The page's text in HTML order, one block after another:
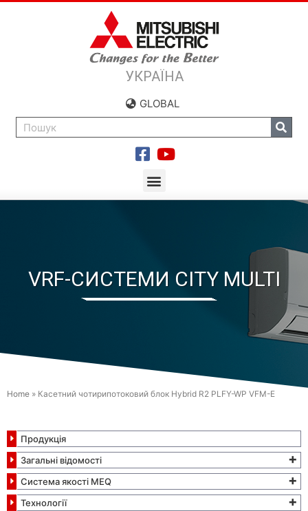
УКРАЇНА
GLOBAL
VRF-СИСТЕМИ CITY MULTI
Home » Касетний чотирипотоковий блок Hybrid R2 PLFY-WP VFM-E
Продукція
+
Загальні відомості
+
Система якості MEQ
+
Технології